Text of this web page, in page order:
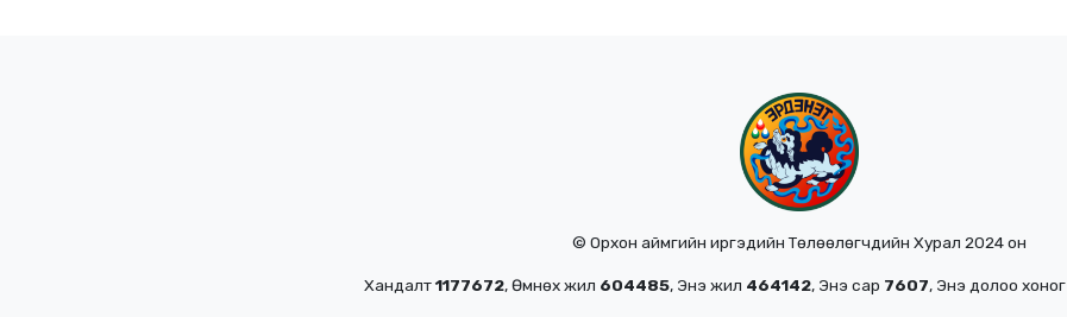
© Орхон аймгийн иргэдийн Төлөөлөгчдийн Хурал 2024 он
Хандалт1177672, Өмнөх жил 604485, Энэ жил 464142, Энэ сар 7607, Энэ долоо хоног